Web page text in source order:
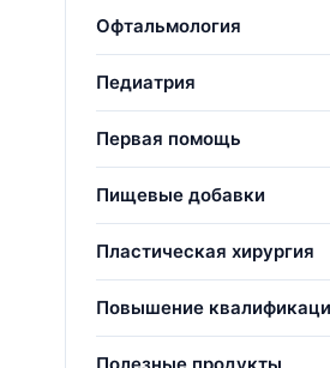
Офтальмология
Педиатрия
Первая помощь
Пищевые добавки
Пластическая хирургия
Повышение